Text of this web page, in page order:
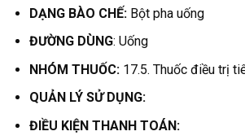
DẠNG BÀO CHẾ:Bột pha uống
ĐƯỜNG DÙNG: Uống
NHÓM THUỐC:17.5. Thuốc điều trị
QUẢN LÝ SỬ DỤNG:
ĐIỀU KIỆN THANH TOÁN: